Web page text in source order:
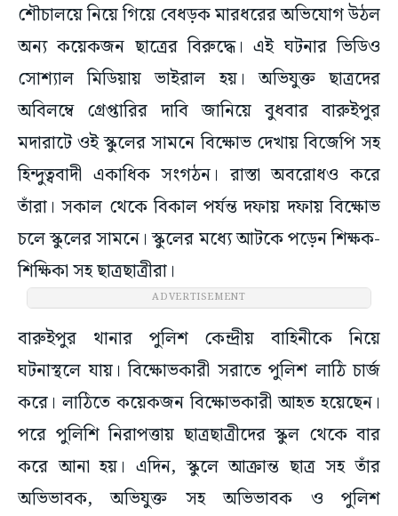
শৌচালয়ে নিয়ে গিয়ে বেধড়ক মারধরের অভিযোগ উঠল
অন্য কয়েকজন ছাত্রের বিরুদ্ধে। এই ঘটনার ভিডিও
সোশ্যাল মিডিয়ায় ভাইরাল হয়। অভিযুক্ত ছাত্রদের
অবিলম্বে গ্রেপ্তারির দাবি জানিয়ে বুধবার বারুইপুর
মদারাটে ওই স্কুলের সামনে বিক্ষোভ দেখায় বিজেপি সহ
হিন্দুত্ববাদী একাধিক সংগঠন। রাস্তা অবরোধও করে
তাঁরা। সকাল থেকে বিকাল পর্যন্ত দফায় দফায় বিক্ষোভ
চলে স্কুলের সামনে। স্কুলের মধ্যে আটকে পড়েন শিক্ষক-
শিক্ষিকা সহ ছাত্রছাত্রীরা।
ADVERTISEMENT
বারুইপুর থানার পুলিশ কেন্দ্রীয় বাহিনীকে নিয়ে
ঘটনাস্থলে যায়। বিক্ষোভকারী সরাতে পুলিশ লাঠি চার্জ
করে। লাঠিতে কয়েকজন বিক্ষোভকারী আহত হয়েছেন।
পরে পুলিশি নিরাপত্তায় ছাত্রছাত্রীদের স্কুল থেকে বার
করে আনা হয়। এদিন, স্কুলে আক্রান্ত ছাত্র সহ তাঁর
অভিভাবক, অভিযুক্ত সহ অভিভাবক ও পুলিশ